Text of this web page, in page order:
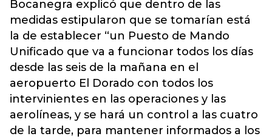
Bocanegra explicó que dentro de las
medidas estipularon que se tomarían está
la de establecer “un Puesto de Mando
Unificado que va a funcionar todos los días
desde las seis de la mañana en el
aeropuerto El Dorado con todos los
intervinientes en las operaciones y las
aerolíneas, y se hará un control a las cuatro
de la tarde, para mantener informados a los